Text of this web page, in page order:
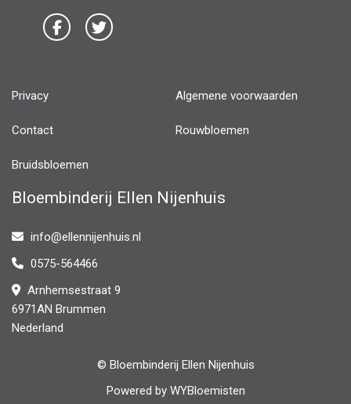
Privacy Algemene voorwaarden
Contact Rouwbloemen
Bruidsbloemen
Bloembinderij Ellen Nijenhuis
info@ellennijenhuis.nl
0575-564466
Arnhemsestraat 9
6971AN Brummen
Nederland
© Bloembinderij Ellen Nijenhuis
Powered by WYBloemisten